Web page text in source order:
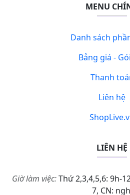
MENU
Danh sách
Bảng giá -
Thanh
Liên hệ
LIÊN HỆ
Giờ làm việc:Thứ 2,3,4,5,6: 9h-
7, CN: